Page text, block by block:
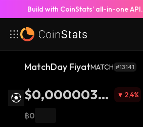
Build with CoinStats’ all-in-one API.
MatchDay FiyatMATCH #13141
$0,00000374
1
2,4%
฿0